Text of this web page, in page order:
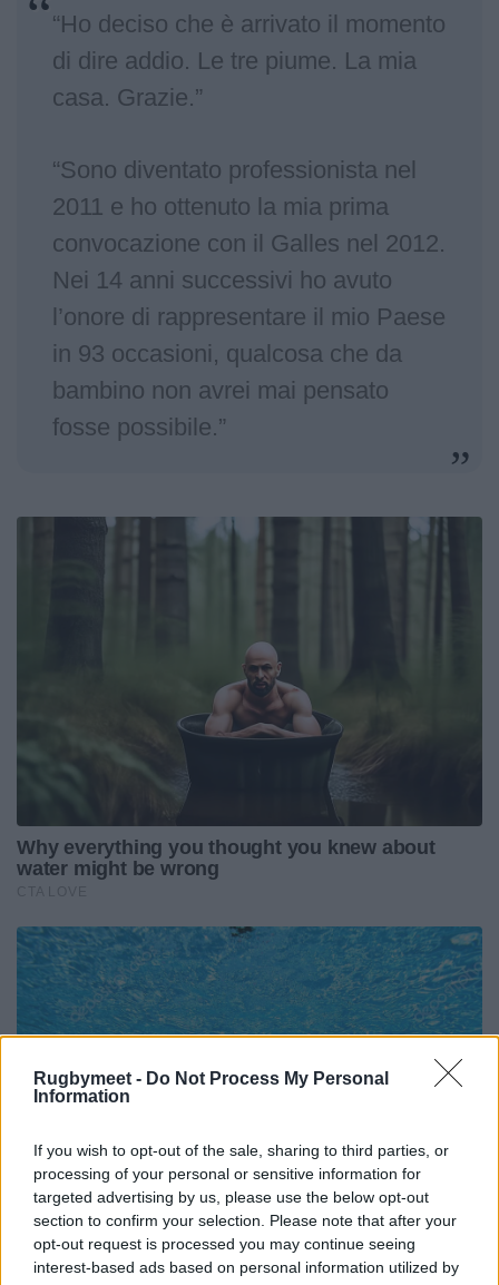
Rugbymeet - Do Not Process My Personal
Information
If you wish to opt-out of the sale, sharing to third parties, or
processing of your personal or sensitive information for
targeted advertising by us, please use the below opt-out
section to confirm your selection. Please note that after your
opt-out request is processed you may continue seeing
interest-based ads based on personal information utilized by
“Ho deciso che è arrivato il momento
di dire addio. Le tre piume. La mia
casa. Grazie.”
“Sono diventato professionista nel
2011 e ho ottenuto la mia prima
convocazione con il Galles nel 2012.
Nei 14 anni successivi ho avuto
l’onore di rappresentare il mio Paese
in 93 occasioni, qualcosa che da
bambino non avrei mai pensato
fosse possibile.”